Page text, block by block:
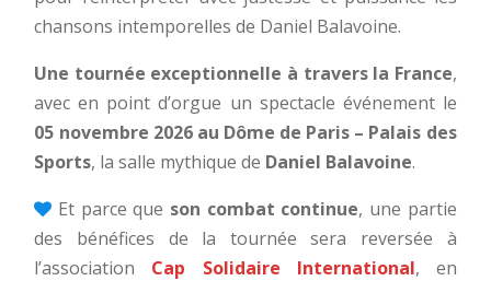
chansons intemporelles de Daniel Balavoine.
Une tournée exceptionnelle à travers la France,
avec en point d’orgue un spectacle événement le
05 novembre 2026 au Dôme de Paris – Palais des
Sports, la salle mythique de Daniel Balavoine.
Et parce que son combat continue, une partie
des bénéfices de la tournée sera reversée à
l’association Cap Solidaire International, en